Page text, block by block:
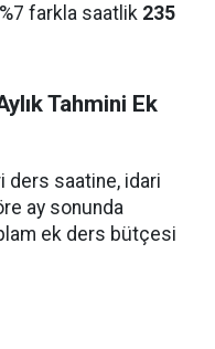
farkla saatlik 235
Tahmini Ek
ders saatine, idari
ay sonunda
ek ders bütçesi